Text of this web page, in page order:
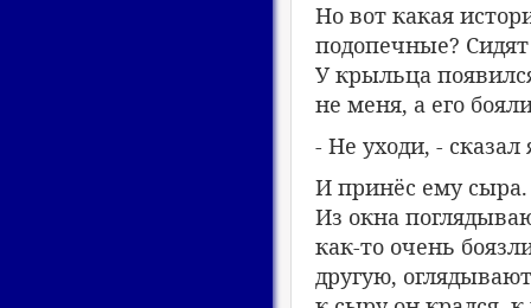
Но вот какая
подопечные?
У крыльца
не меня, а его
- Не уходи, - сказал
И принёс ему
Из окна
как-то очень
другую,